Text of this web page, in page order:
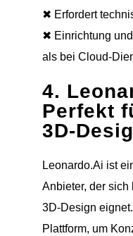
✖ Erfordert
✖ Einrichtung
als bei Cloud-
4.
Perfekt
3D-
Leonardo.Ai ist
Anbieter, der sich
3D-Design
Plattform, um